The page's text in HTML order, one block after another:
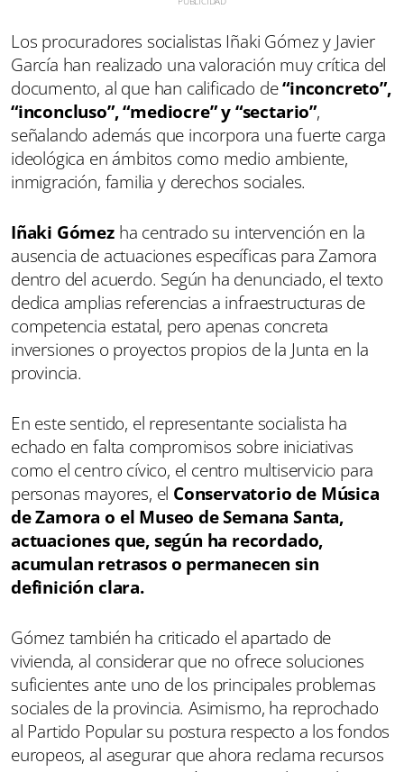
Los procuradores socialistas Iñaki Gómez y Javier
García han realizado una valoración muy crítica del
documento, al que han calificado de“inconcreto”,
“inconcluso”, “mediocre” y “sectario”,
señalando además que incorpora una fuerte carga
ideológica en ámbitos como medio ambiente,
inmigración, familia y derechos sociales.
Iñaki Gómezha centrado su intervención en la
ausencia de actuaciones específicas para Zamora
dentro del acuerdo. Según ha denunciado, el texto
dedica amplias referencias a infraestructuras de
competencia estatal, pero apenas concreta
inversiones o proyectos propios de la Junta en la
provincia.
En este sentido, el representante socialista ha
echado en falta compromisos sobre iniciativas
como el centro cívico, el centro multiservicio para
personas mayores, el Conservatorio de Música
de Zamora o el Museo de Semana Santa,
actuaciones que, según ha recordado,
acumulan retrasos o permanecen sin
definición clara.
Gómez también ha criticado el apartado de
vivienda, al considerar que no ofrece soluciones
suficientes ante uno de los principales problemas
sociales de la provincia. Asimismo, ha reprochado
al Partido Popular su postura respecto a los fondos
europeos, al asegurar que ahora reclama recursos